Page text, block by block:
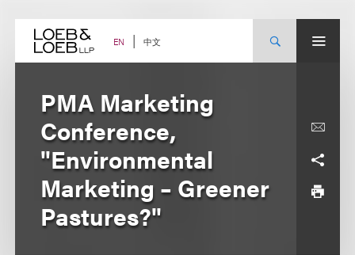
content EN 中文
PMA Marketing
Conference,
"Environmental
Marketing – Greener
Pastures?"